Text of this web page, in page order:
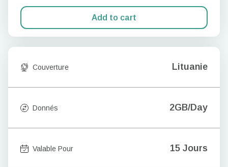
Add to cart
Couverture Lituanie
Donnés 2GB/Day
Valable Pour 15 Jours